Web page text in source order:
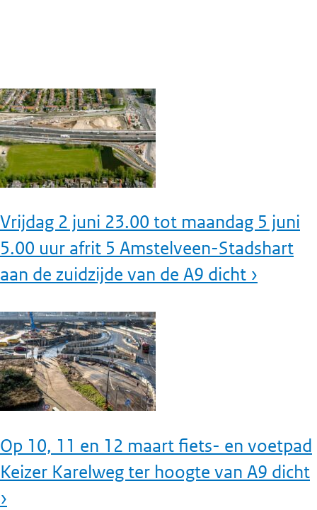
Vrijdag 2 juni 23.00 tot maandag 5 juni
5.00 uur afrit 5 Amstelveen-Stadshart
aan de zuidzijde van de A9 dicht ›
Op 10, 11 en 12 maart fiets- en voetpad
Keizer Karelweg ter hoogte van A9 dicht
›